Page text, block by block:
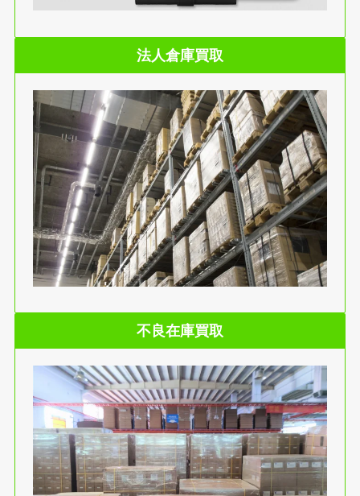
法人倉庫買取
不良在庫買取